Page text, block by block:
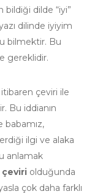
bildiği dilde “iyi”
dilinde iyiyim
bilmektir. Bu
gereklidir.
çeviri ile
Bu iddianın
babamız,
ilgi ve alaka
anlamak
çeviri olduğunda
çok daha farklı